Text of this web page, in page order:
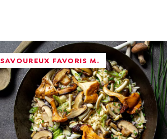
SAVOUREUX FAVORIS M.